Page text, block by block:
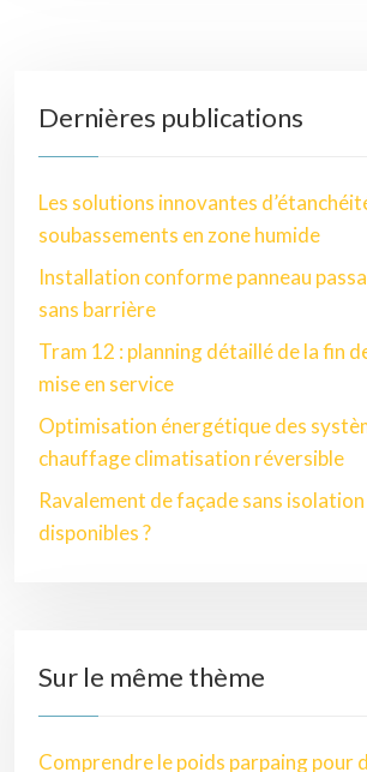
Dernières publications
Les solutions innovantes
soubassements en zone humide
Installation conforme panneau
sans barrière
Tram 12 : planning détaillé de la fin
mise en service
Optimisation énergétique des
chauffage climatisation réversible
Ravalement de façade sans
disponibles ?
Sur le même thème
Comprendre le poids parpaing pour